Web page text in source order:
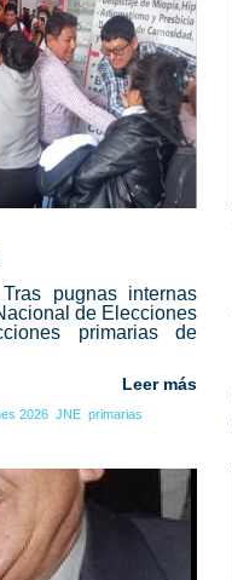
pugnas internas
de Elecciones
primarias de
Leer más
2026 JNE primarias